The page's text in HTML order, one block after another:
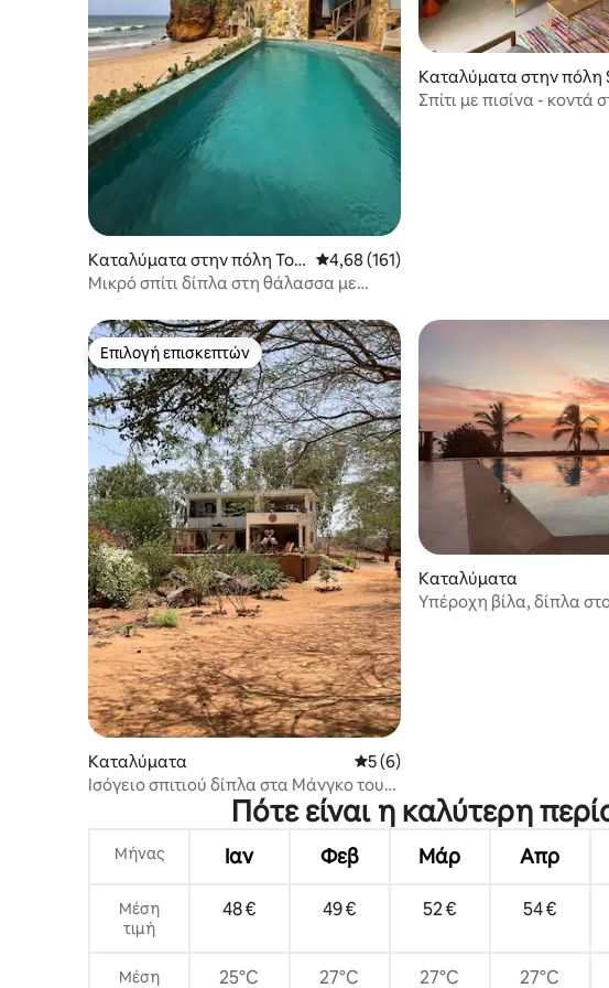
Καταλύματα στην πόλη Tou
bab Dialao
Μέση βαθμολογία: 4,68 στα 5, 161
4,68 (161)
Μικρό σπίτι δίπλα στη θάλασσα με
Καταλύματα στην πόλη
Σπίτι με πισίνα - κοντά
Επιλογή επισκεπτών
Επιλογή επισκεπτών
Καταλύματα Μέση βαθμολογία: 5 στα 5, 6
5 (6)
Ισόγειο σπιτιού δίπλα στα Μάνγκο του
Καταλύματα
Υπέροχη βίλα, δίπλα
Πότε είναι η καλύτερη
Μήνας Ιαν Φεβ Μάρ Απρ
Μέση
τιμή
48 € 49 € 52 € 54 €
Μέση
25°C 27°C 27°C 27°C